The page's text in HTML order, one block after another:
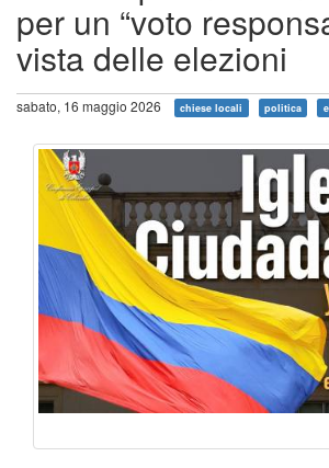
per un “voto
vista delle elezioni
sabato, 16 maggio 2026 chiese locali politica